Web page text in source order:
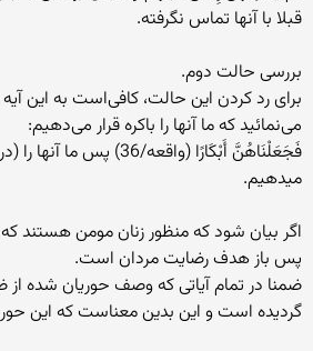
قبلا با آنها تماس نگرفته.
بررسی حالت دوم.
برای رد کردن این حالت، کافی‌است به این
می‌نمائید که ما آنها را باکره قرار می‌دهیم:
فَجَعَلْنَاهُنَّ أَبْكَارًا (واقعه/36)
میدهیم.
اگر بیان شود که منظور زنان مومن هستند
پس باز هدف رضایت مردان است.
ضمنا در تمام آیاتی که وصف حوریان شده
گردیده است و این بدین معناست که این